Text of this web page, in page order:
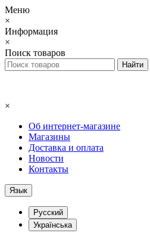
Меню
×
Информация
×
Поиск товаров
×
Об интернет-магазине
Магазины
Доставка и оплата
Новости
Контакты
Язык
Русский
Українська